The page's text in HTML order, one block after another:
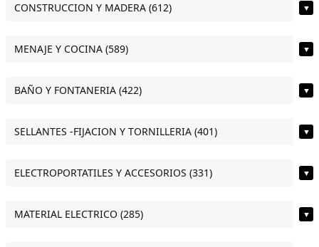
CONSTRUCCION Y MADERA (612) ▼
MENAJE Y COCINA (589) ▼
BAÑO Y FONTANERIA (422) ▼
SELLANTES -FIJACION Y TORNILLERIA (401) ▼
ELECTROPORTATILES Y ACCESORIOS (331) ▼
MATERIAL ELECTRICO (285) ▼